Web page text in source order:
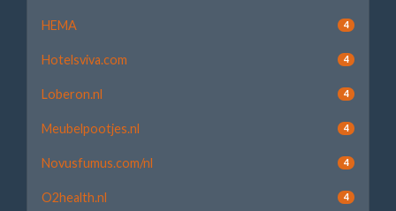
HEMA 4
Hotelsviva.com 4
Loberon.nl 4
Meubelpootjes.nl 4
Novusfumus.com/nl 4
O2health.nl 4